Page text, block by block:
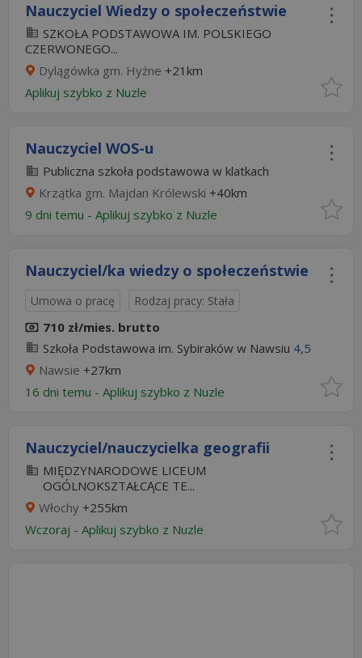
Nauczyciel Wiedzy o społeczeństwie
SZKOŁA PODSTAWOWA IM. POLSKIEGO
CZERWONEGO...
Dylągówka gm. Hyżne +21km
Aplikuj szybko z Nuzle
Nauczyciel WOS-u
Publiczna szkoła podstawowa w klatkach
Krzątka gm. Majdan Królewski +40km
9 dni temu - Aplikuj szybko z Nuzle
Nauczyciel/ka wiedzy o społeczeństwie
Umowa o pracę Rodzaj pracy: Stała
710 zł/mies. brutto
Szkoła Podstawowa im. Sybiraków w Nawsiu 4,5
Nawsie +27km
16 dni temu - Aplikuj szybko z Nuzle
Nauczyciel/nauczycielka geografii
MIĘDZYNARODOWE LICEUM
OGÓLNOKSZTAŁCĄCE TE...
Włochy +255km
Wczoraj - Aplikuj szybko z Nuzle